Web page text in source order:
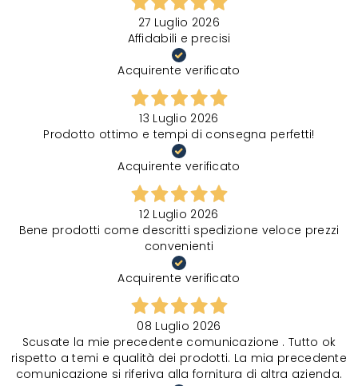
27 Luglio 2026
Affidabili e precisi
Acquirente verificato
13 Luglio 2026
Prodotto ottimo e tempi di consegna perfetti!
Acquirente verificato
12 Luglio 2026
Bene prodotti come descritti spedizione veloce prezzi
convenienti
Acquirente verificato
08 Luglio 2026
Scusate la mie precedente comunicazione . Tutto ok
rispetto a temi e qualità dei prodotti. La mia precedente
comunicazione si riferiva alla fornitura di altra azienda.